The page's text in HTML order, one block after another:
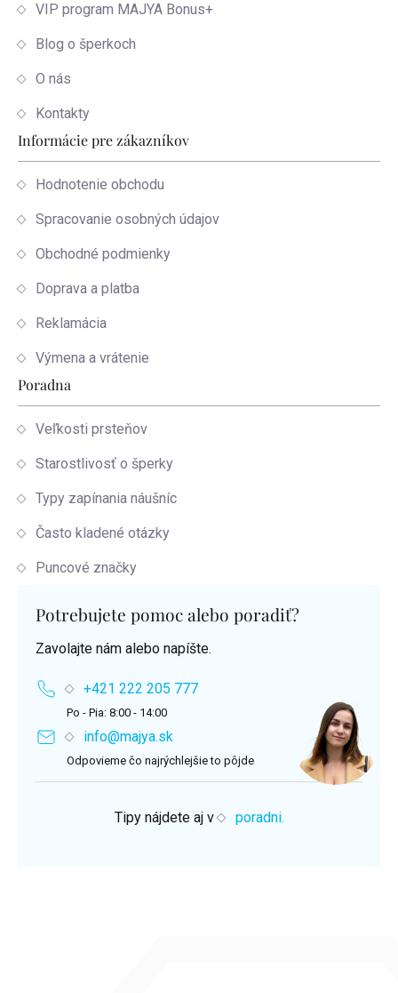
VIP program MAJYA Bonus+
Blog o šperkoch
O nás
Kontakty
Informácie pre zákazníkov
Hodnotenie obchodu
Spracovanie osobných údajov
Obchodné podmienky
Doprava a platba
Reklamácia
Výmena a vrátenie
Poradna
Veľkosti prsteňov
Starostlivosť o šperky
Typy zapínania náušníc
Často kladené otázky
Puncové značky
Potrebujete pomoc alebo poradiť?
Zavolajte nám alebo napíšte.
+421 222 205 777
Po - Pia: 8:00 - 14:00
info@majya.sk
Odpovieme čo najrýchlejšie to pôjde
Tipy nájdete aj v poradni.